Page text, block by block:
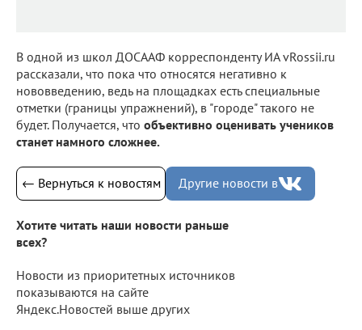
В одной из школ ДОСААФ корреспонденту ИА vRossii.ru
рассказали, что пока что относятся негативно к
нововведению, ведь на площадках есть специальные
отметки (границы упражнений), в "городе" такого не
будет. Получается, что объективно оценивать учеников
станет намного сложнее.
← Вернуться к новостям Другие новости в
Хотите читать наши новости раньше
всех?
Новости из приоритетных источников
показываются на сайте
Яндекс.Новостей выше других